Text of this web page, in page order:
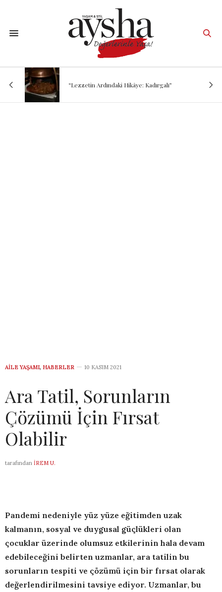
“Lezzetin Ardındaki Hikâye: Kadırgalı”
AILE YAŞAMI, HABERLER 10 KASIM 2021
Ara Tatil, Sorunların
Çözümü İçin Fırsat
Olabilir
tarafından İREM U.
Pandemi nedeniyle yüz yüze eğitimden uzak
kalmanın, sosyal ve duygusal güçlükleri olan
çocuklar üzerinde olumsuz etkilerinin hala devam
edebileceğini belirten uzmanlar, ara tatilin bu
sorunların tespiti ve çözümü için bir fırsat olarak
değerlendirilmesini tavsiye ediyor. Uzmanlar, bu